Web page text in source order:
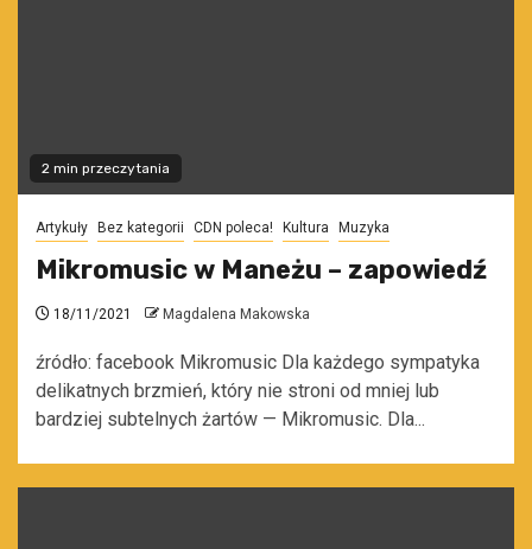
2 min przeczytania
Artykuły Bez kategorii CDN poleca! Kultura Muzyka
Mikromusic w Maneżu – zapowiedź
18/11/2021 Magdalena Makowska
źródło: facebook Mikromusic Dla każdego sympatyka
delikatnych brzmień, który nie stroni od mniej lub
bardziej subtelnych żartów — Mikromusic. Dla...